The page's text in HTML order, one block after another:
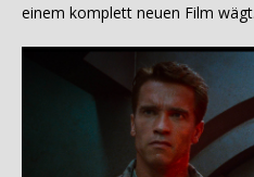
einem komplett neuen Film wägt.